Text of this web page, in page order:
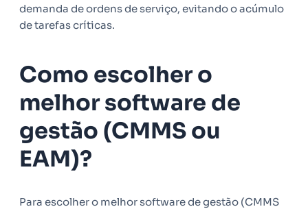
demanda de ordens de serviço, evitando o acúmulo
de tarefas críticas.
Como escolher o
melhor software de
gestão (CMMS ou
EAM)?
Para escolher o melhor software de gestão (CMMS